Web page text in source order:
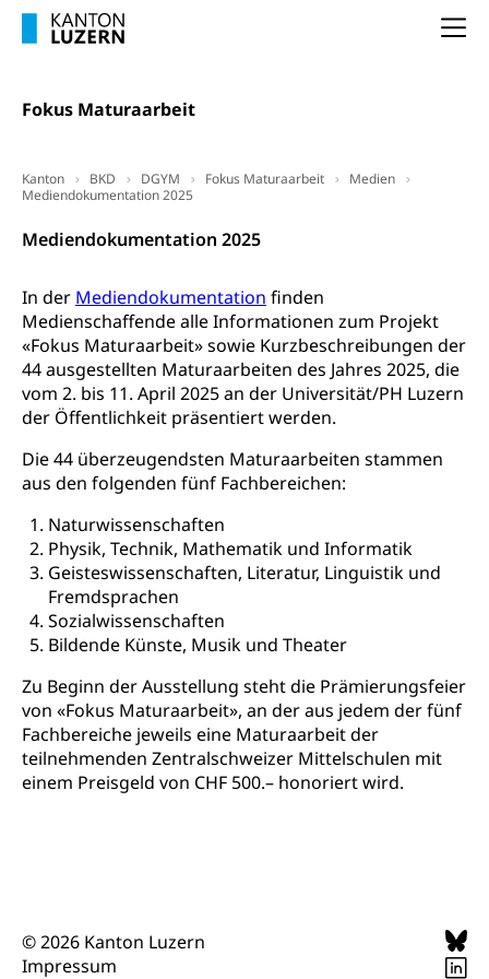
Fokus Maturaarbeit
Kanton BKD DGYM Fokus Maturaarbeit
Medien
Mediendokumentation 2025
Mediendokumentation 2025
In der Mediendokumentation finden
Medienschaffende alle Informationen zum Projekt
«Fokus Maturaarbeit» sowie Kurzbeschreibungen der
44 ausgestellten Maturaarbeiten des Jahres 2025, die
vom 2. bis 11. April 2025 an der Universität/PH Luzern
der Öffentlichkeit präsentiert werden.
Die 44 überzeugendsten Maturaarbeiten stammen
aus den folgenden fünf Fachbereichen:
Naturwissenschaften
Physik, Technik, Mathematik und Informatik
Geisteswissenschaften, Literatur, Linguistik und
Fremdsprachen
Sozialwissenschaften
Bildende Künste, Musik und Theater
Zu Beginn der Ausstellung steht die Prämierungsfeier
von «Fokus Maturaarbeit», an der aus jedem der fünf
Fachbereiche jeweils eine Maturaarbeit der
teilnehmenden Zentralschweizer Mittelschulen mit
einem Preisgeld von CHF 500.– honoriert wird.
© 2026 Kanton Luzern
Impressum
Arbeitslosigkeit (gruezi.lu.ch)
Berufliche Selbständigkeit
Unterstützung der Wirtschaftsförderung
Handelsregister Luzern
Pensionierung
Vorsorge, Altersvorsorge
AHV-Altersrente (WAS Luzern)
Altersvorsorge (gruezi.lu.ch)
Wissenschaftsförderung
Forschungsförderung, Wissenschaftsmarketing,
Wissenschaft, Forschung, Entwicklung, Projekte
Pilotprojekte Klima
Innovative Projekte Landwirtschaft und
Wald
Projektförderung Universität Luzern unilu
Erwachsenenbildung und Weiterbildung
Umschulung, zweiter Bildungsweg,
Nachdiplomstudium, Zusatzlehre, Höhere
Neuorientierung, Grundkompetenzen,
Berufsberatung, Standortbestimmung,
Studienberatung, Beratung und Unterstützung,
Berufsabschluss für Erwachsene
Erwachsenenmatura
Bildungsgutscheine Grundkompetenzen
Bildung & Berufsabschluss für Erwachsene
Fachperson Betreuung (verkürzte
Grundbildung)
Grundkompetenzen (einfach-besser.ch)
Berufliche Grundbildung
Lehre, Berufsfachschule, Lehrbetrieb, Lehrvertrag,
Berufsberatung, Qualifikationsverfahren,
Berufswahl & Berufsberatung, Schnupperlehre und
Lehrstellensuche, Berufsmaturität,
Brückenangebote, Zugewanderte & Arbeitsmarkt,
Fachstelle Berufsbildung
Informationen für Lernende und Gesetzliche
Campus Horw (HSLU)
Gymnasium, Handelsmittelschule, Sekundarstufe II,
Kantonsschule, Fachmittelschule, Fachmatura,